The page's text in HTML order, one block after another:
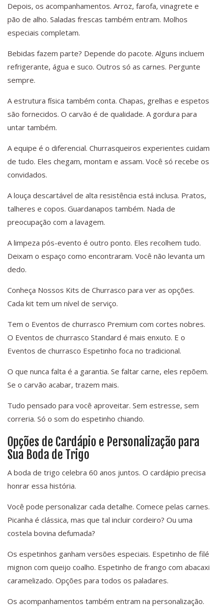
Depois, os acompanhamentos. Arroz, farofa, vinagrete e
pão de alho. Saladas frescas também entram. Molhos
especiais completam.
Bebidas fazem parte? Depende do pacote. Alguns incluem
refrigerante, água e suco. Outros só as carnes. Pergunte
sempre.
A estrutura física também conta. Chapas, grelhas e espetos
são fornecidos. O carvão é de qualidade. A gordura para
untar também.
A equipe é o diferencial. Churrasqueiros experientes cuidam
de tudo. Eles chegam, montam e assam. Você só recebe os
convidados.
A louça descartável de alta resistência está inclusa. Pratos,
talheres e copos. Guardanapos também. Nada de
preocupação com a lavagem.
A limpeza pós-evento é outro ponto. Eles recolhem tudo.
Deixam o espaço como encontraram. Você não levanta um
dedo.
Conheça Nossos Kits de Churrasco para ver as opções.
Cada kit tem um nível de serviço.
Tem o Eventos de churrasco Premium com cortes nobres.
O Eventos de churrasco Standard é mais enxuto. E o
Eventos de churrasco Espetinho foca no tradicional.
O que nunca falta é a garantia. Se faltar carne, eles repõem.
Se o carvão acabar, trazem mais.
Tudo pensado para você aproveitar. Sem estresse, sem
correria. Só o som do espetinho chiando.
Opções de Cardápio e Personalização para
Sua Boda de Trigo
A boda de trigo celebra 60 anos juntos. O cardápio precisa
honrar essa história.
Você pode personalizar cada detalhe. Comece pelas carnes.
Picanha é clássica, mas que tal incluir cordeiro? Ou uma
costela bovina defumada?
Os espetinhos ganham versões especiais. Espetinho de filé
mignon com queijo coalho. Espetinho de frango com abacaxi
caramelizado. Opções para todos os paladares.
Os acompanhamentos também entram na personalização.